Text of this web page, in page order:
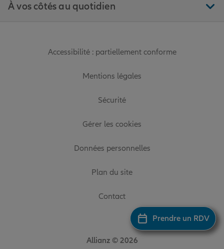
Prendre un RDV
À vos côtés au quotidien
Accessibilité : partiellement conforme
Mentions légales
Sécurité
Gérer les cookies
Données personnelles
Plan du site
Contact
Allianz © 2026